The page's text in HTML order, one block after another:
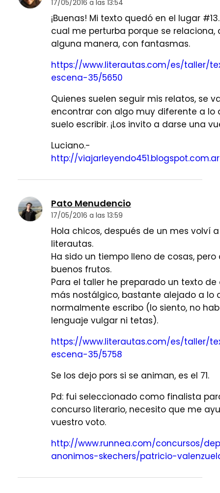
17/05/2016 a las 13:54
¡Buenas! Mi texto quedó en el lugar
cual me perturba porque se relaciona,
alguna manera, con fantasmas.
https://www.literautas.com/es/taller/
escena-35/5650
Quienes suelen seguir mis relatos, se
encontrar con algo muy diferente a lo
suelo escribir. ¡Los invito a darse una
Luciano.-
http://
Pato Menudencio
17/05/2016 a las 13:59
Hola chicos, después de un mes volví a
literautas.
Ha sido un tiempo lleno de cosas, pero
buenos frutos.
Para el taller he preparado un texto de
más nostálgico, bastante alejado a lo
normalmente escribo (lo siento, no
lenguaje vulgar ni tetas).
https://www.literautas.com/es/taller/
escena-35/5758
Se los dejo pors si se animan, es el 71.
Pd: fui seleccionado como finalista
concurso literario, necesito que me
vuestro voto.
http://www.runnea.com/concursos/
anonimos-skechers/patricio-